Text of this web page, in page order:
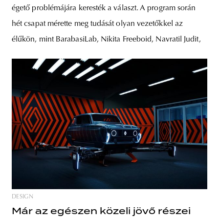
égető problémájára keresték a választ. A program során
hét csapat mérette meg tudását olyan vezetőkkel az
élűkön, mint BarabasiLab, Nikita Freeboid, Navratil Judit,
DESIGN
Már az egészen közeli jövő részei